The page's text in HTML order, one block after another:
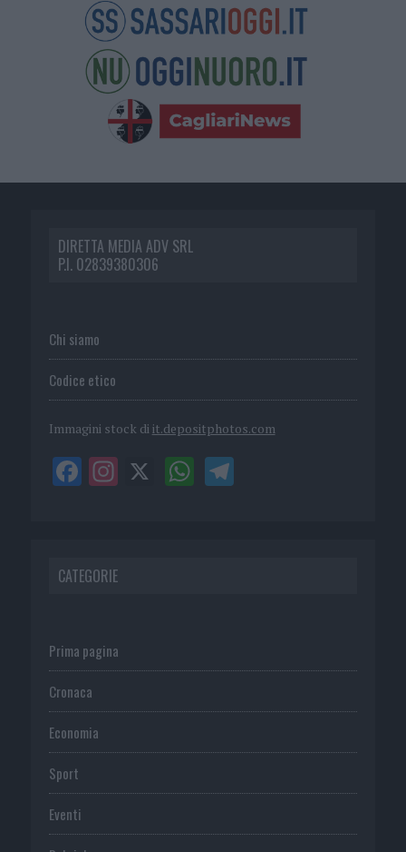
DIRETTA MEDIA ADV SRL
P.I. 02839380306
Chi siamo
Codice etico
Immagini stock di it.depositphotos.com
CATEGORIE
Prima pagina
Cronaca
Economia
Sport
Eventi